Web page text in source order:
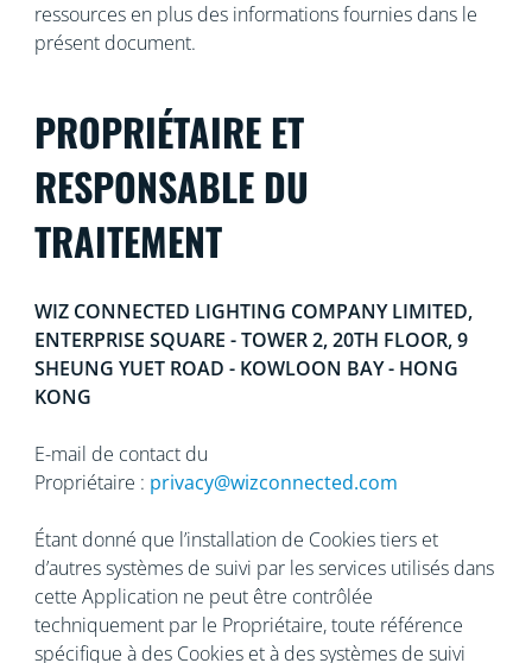
ressources en plus des informations fournies dans le
présent document.
PROPRIÉTAIRE ET
RESPONSABLE DU
TRAITEMENT
WIZ CONNECTED LIGHTING COMPANY LIMITED,
ENTERPRISE SQUARE - TOWER 2, 20TH FLOOR, 9
SHEUNG YUET ROAD - KOWLOON BAY - HONG
KONG
E-mail de contact du
Propriétaire : privacy@wizconnected.com
Étant donné que l’installation de Cookies tiers et
d’autres systèmes de suivi par les services utilisés dans
cette Application ne peut être contrôlée
techniquement par le Propriétaire, toute référence
spécifique à des Cookies et à des systèmes de suivi